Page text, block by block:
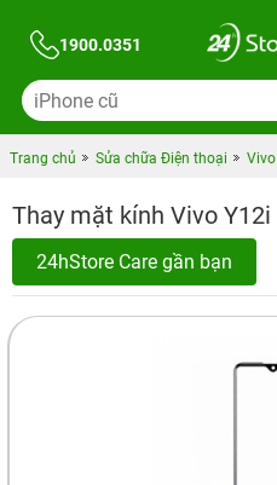
1900.0351
Trang chủ Sửa chữa Điện thoại Vivo
Thay mặt kính Vivo Y12i
24hStore Care gần bạn